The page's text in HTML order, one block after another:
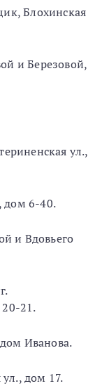
Блохинская
и Березовой,
ул.,
дом 6-40.
и Вдовьего
21.
Иванова.
ул., дом 17.